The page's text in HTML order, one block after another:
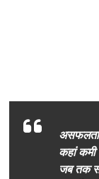
असफलता
कहां कमी
जब तक